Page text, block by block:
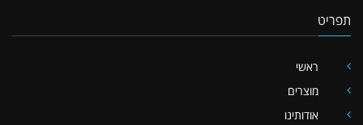
תפריט
ראשי
מוצרים
אודותינו